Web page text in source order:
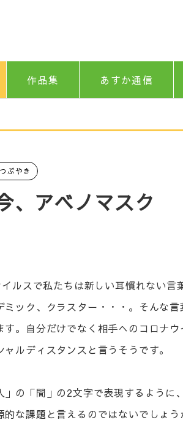
作品集 あすか通信
ぶやき
、アベノマスク
ルスで私たちは新しい耳慣れない
ミック、クラスター・・・。そんな
す。自分だけでなく相手へのコロナ
ャルディスタンスと言うそうです。
」の「間」の2文字で表現するように
的な課題と言えるのではないでしょ